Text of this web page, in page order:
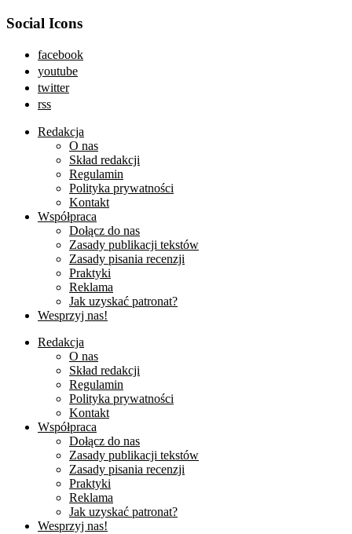
Social Icons
facebook
youtube
twitter
rss
Redakcja
O nas
Skład redakcji
Regulamin
Polityka prywatności
Kontakt
Współpraca
Dołącz do nas
Zasady publikacji tekstów
Zasady pisania recenzji
Praktyki
Reklama
Jak uzyskać patronat?
Wesprzyj nas!
Redakcja
O nas
Skład redakcji
Regulamin
Polityka prywatności
Kontakt
Współpraca
Dołącz do nas
Zasady publikacji tekstów
Zasady pisania recenzji
Praktyki
Reklama
Jak uzyskać patronat?
Wesprzyj nas!